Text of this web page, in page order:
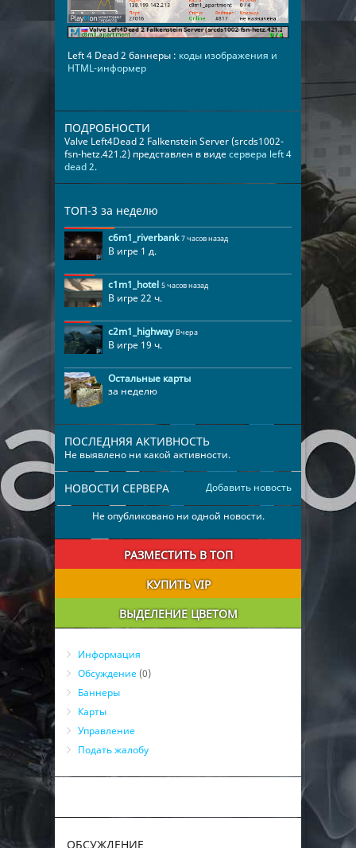
Left 4 Dead 2 баннеры : коды изображения и
HTML-информер
ПОДРОБНОСТИ
Valve Left4Dead 2 Falkenstein Server (srcds1002-
fsn-hetz.421.2) представлен в видесервера left 4
dead 2.
ТОП-3 за неделю
c6m1_riverbank 7 часов назад
В игре 1 д.
c1m1_hotel 5 часов назад
В игре 22 ч.
c2m1_highway Вчера
В игре 19 ч.
Остальные карты
за неделю
ПОСЛЕДНЯЯ АКТИВНОСТЬ
Не выявлено ни какой активности.
Добавить новость
НОВОСТИ СЕРВЕРА
Не опубликовано ни одной новости.
РАЗМЕСТИТЬ В ТОП
КУПИТЬ VIP
ВЫДЕЛЕНИЕ ЦВЕТОМ
Информация
Обсуждение (0)
Баннеры
Карты
Управление
Подать жалобу
ОБСУЖДЕНИЕ